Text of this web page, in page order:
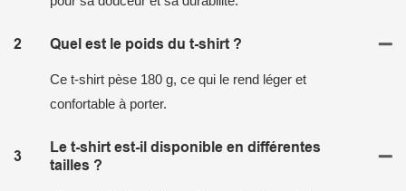
2 Quel est le poids du t-shirt ?
Ce t-shirt pèse 180 g, ce qui le rend léger et
confortable à porter.
3
Le t-shirt est-il disponible en différentes
tailles ?